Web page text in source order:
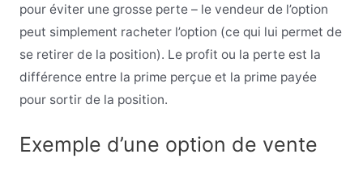
pour éviter une grosse perte – le vendeur de l’option
peut simplement racheter l’option (ce qui lui permet de
se retirer de la position). Le profit ou la perte est la
différence entre la prime perçue et la prime payée
pour sortir de la position.
Exemple d’une option de vente